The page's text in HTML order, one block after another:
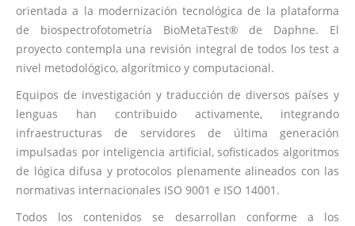
orientada a la modernización tecnológica de la plataforma
de biospectrofotometría BioMetaTest® de Daphne. El
proyecto contempla una revisión integral de todos los test a
nivel metodológico, algorítmico y computacional.
Equipos de investigación y traducción de diversos países y
lenguas han contribuido activamente, integrando
infraestructuras de servidores de última generación
impulsadas por inteligencia artificial, sofisticados algoritmos
de lógica difusa y protocolos plenamente alineados con las
normativas internacionales ISO 9001 e ISO 14001.
Todos los contenidos se desarrollan conforme a los